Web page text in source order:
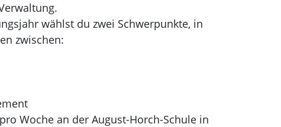
wählst du zwei Schwerpunkte, in
zwischen:
Woche an der August-Horch-Schule in